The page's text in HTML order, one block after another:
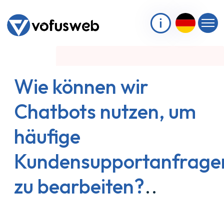
Wie können wir
Chatbots nutzen, um
häufige
zu bearbeiten?..